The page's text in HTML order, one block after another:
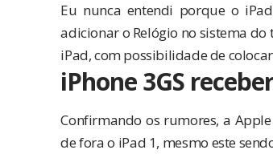
Eu nunca entendi porque o
adicionar o Relógio no sistema
iPad, com possibilidade de
iPhone 3GS
Confirmando os rumores, a
de fora o iPad 1, mesmo este